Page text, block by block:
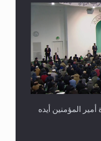
المؤمنين أيده